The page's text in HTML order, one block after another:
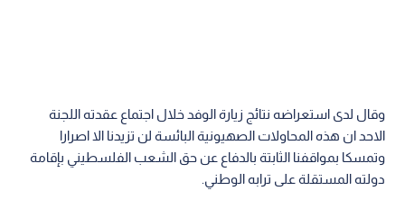
وقال لدى استعراضه نتائج زيارة الوفد خلال اجتماع عقدته اللجنة
الاحد ان هذه المحاولات الصهيونية البائسة لن تزيدنا الا اصرارا
وتمسكا بمواقفنا الثابتة بالدفاع عن حق الشعب الفلسطيني بإقامة
دولته المستقلة على ترابه الوطني.